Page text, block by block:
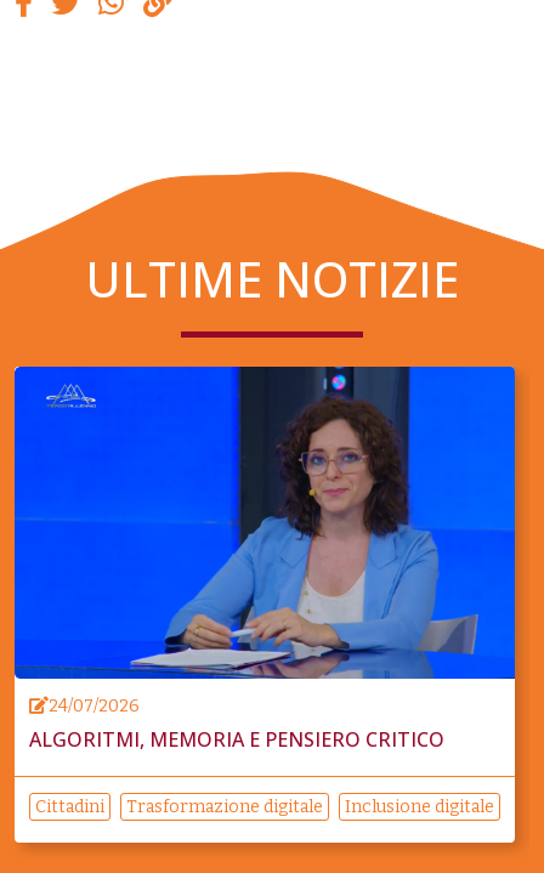
ULTIME NOTIZIE
24/07/2026
ALGORITMI, MEMORIA E PENSIERO CRITICO
Cittadini Trasformazione digitale Inclusione digitale